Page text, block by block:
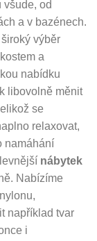
všude, od
a v bazénech.
výběr
a
nabídku
libovolně měnit
se
relaxovat,
namáhání
nábytek
Nabízíme
například tvar
i